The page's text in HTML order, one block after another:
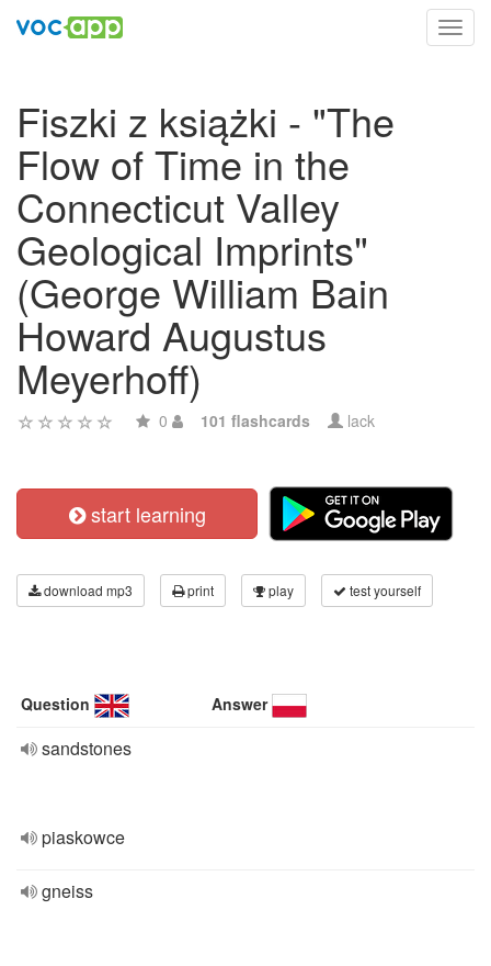
Fiszki z książki - "The
Flow of Time in the
Connecticut Valley
Geological Imprints"
(George William Bain
Howard Augustus
Meyerhoff)
0 101 flashcards lack
start learning
download mp3 print play test yourself
Question Answer
sandstones
piaskowce
gneiss